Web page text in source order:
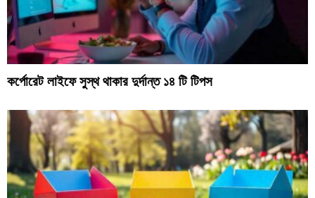
কর্পোরেট লাইফে সুস্থ থাকার দুর্দান্ত ১৪ টি টিপস